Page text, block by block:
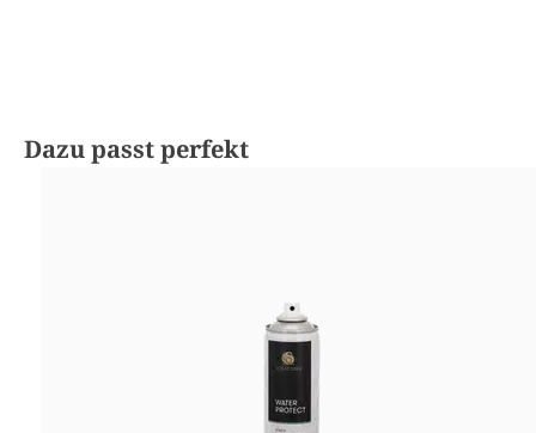
Produktgalerie überspringen
Dazu passt perfekt